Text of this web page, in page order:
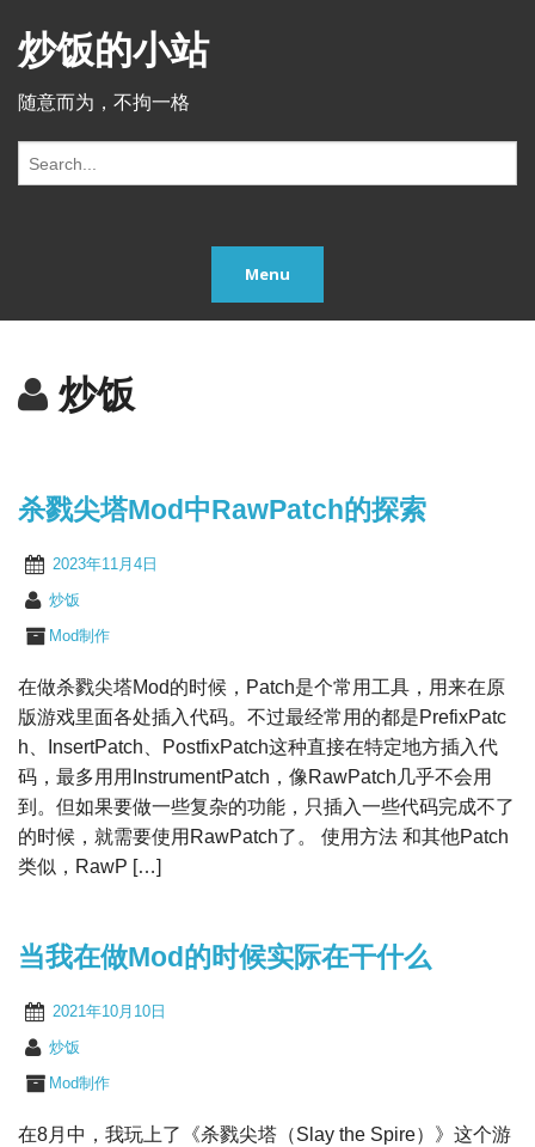
炒饭的小站
随意而为，不拘一格
Menu
炒饭
杀戮尖塔Mod中RawPatch的探索
2023年11月4日
炒饭
Mod制作
在做杀戮尖塔Mod的时候，Patch是个常用工具，用来在原
版游戏里面各处插入代码。不过最经常用的都是PrefixPatc
h、InsertPatch、PostfixPatch这种直接在特定地方插入代
码，最多用用InstrumentPatch，像RawPatch几乎不会用
到。但如果要做一些复杂的功能，只插入一些代码完成不了
的时候，就需要使用RawPatch了。 使用方法 和其他Patch
类似，RawP […]
当我在做Mod的时候实际在干什么
2021年10月10日
炒饭
Mod制作
在8月中，我玩上了《杀戮尖塔（Slay the Spire）》这个游